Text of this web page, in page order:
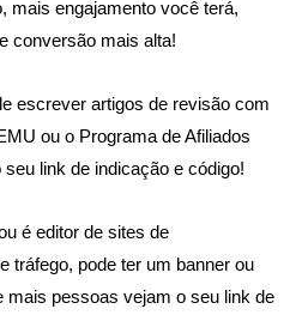
mais engajamento você terá,
conversão mais alta!
escrever artigos de revisão com
ou o Programa de Afiliados
link de indicação e código!
é editor de sites de
tráfego, pode ter um banner ou
mais pessoas vejam o seu link de